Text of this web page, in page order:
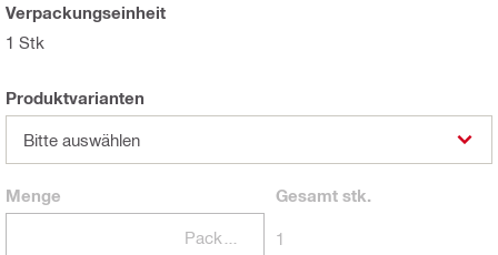
Verpackungseinheit
1 Stk
Produktvarianten
Bitte auswählen
Menge Gesamtstk.
1